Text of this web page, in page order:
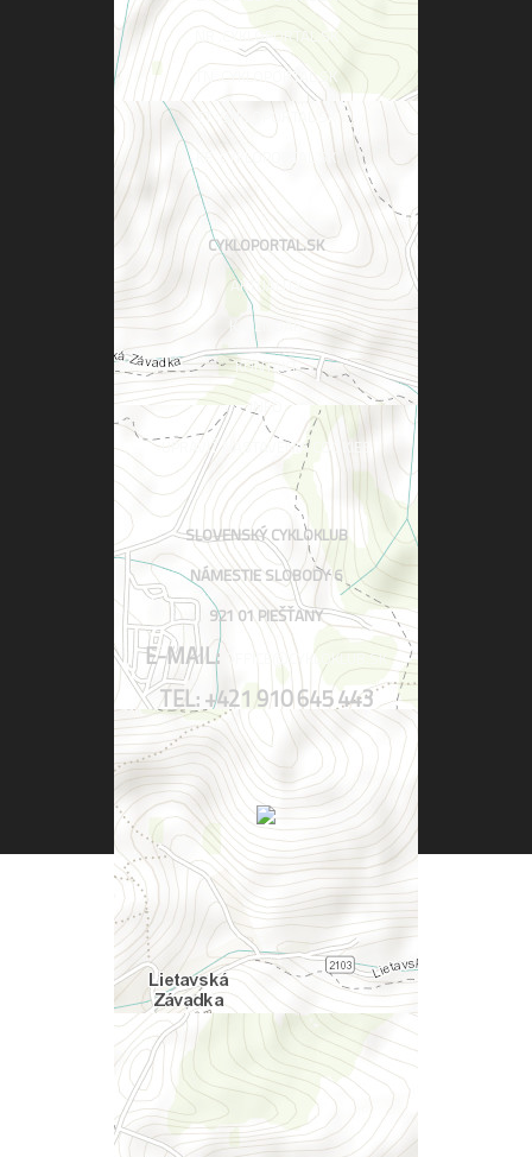
NR .CYKLOPORTAL.SK
TN .CYKLOPORTAL.SK
TT .CYKLOPORTAL.SK
KE .CYKLOPORTAL.SK
CYKLOPORTAL.SK
AKTUALITY
KALENDÁR
KONTAKT
INFO
UPRAVIŤ NASTAVENIA COOKIES
SLOVENSKÝ CYKLOKLUB
NÁMESTIE SLOBODY 6
921 01 PIEŠŤANY
E-MAIL: OFFICE@CYKLOKLUB.SK
TEL: +421 910 645 443